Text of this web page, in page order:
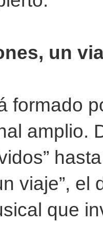
un
formado
amplio.
viaje”,
que